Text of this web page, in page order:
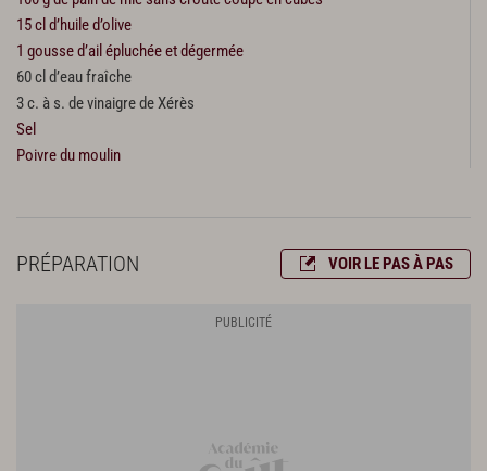
15 cl d’huile d’olive
1 gousse d’ail épluchée et dégermée
60 cl d’eau fraîche
3 c. à s. de vinaigre de Xérès
Sel
Poivre du moulin
PRÉPARATION VOIR LE PAS À PAS